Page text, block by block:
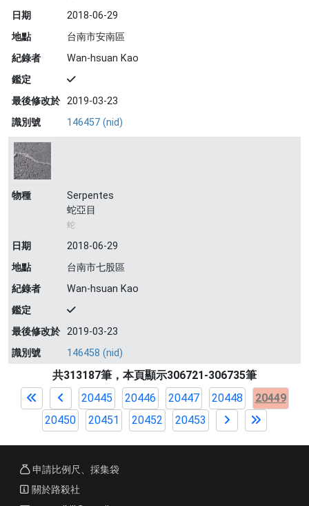
日期
2018-06-29
地點
台南市安南區
紀錄者
Wan-hsuan Kao
鑑定
最後修改於 2019-03-23
識別號
146457 (nid)
物種
Serpentes
蛇亞目
蛇
日期
2018-06-29
地點
台南市七股區
紀錄者
Wan-hsuan Kao
鑑定
最後修改於 2019-03-23
識別號
146458 (nid)
共313187筆，本頁顯示306721-306735筆
20445
20446 20447 20448
20449
20450
20451 20452 20453
申請比例尺、採集袋
關於路殺社